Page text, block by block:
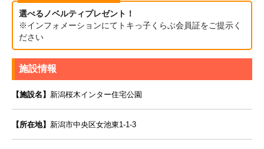
選べるノベルティプレゼント！
※インフォメーションにてトキっ子くらぶ会員証をご提示く
ださい
施設情報
【施設名】 新潟桜木インター住宅公園
【所在地】 新潟市中央区女池東1-1-3